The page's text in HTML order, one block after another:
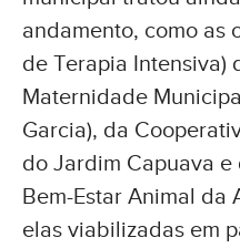
andamento, como as
de Terapia Intensiva)
Maternidade
Garcia), da
do Jardim Capuava
Bem-Estar Animal da
elas viabilizadas em